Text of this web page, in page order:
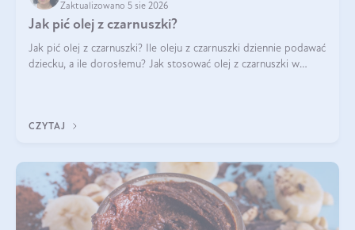
Zaktualizowano 5 sie 2026
Jak pić olej z czarnuszki?
Jak pić olej z czarnuszki? Ile oleju z czarnuszki dziennie podawać
dziecku, a ile dorosłemu? Jak stosować olej z czarnuszki w
CZYTAJ